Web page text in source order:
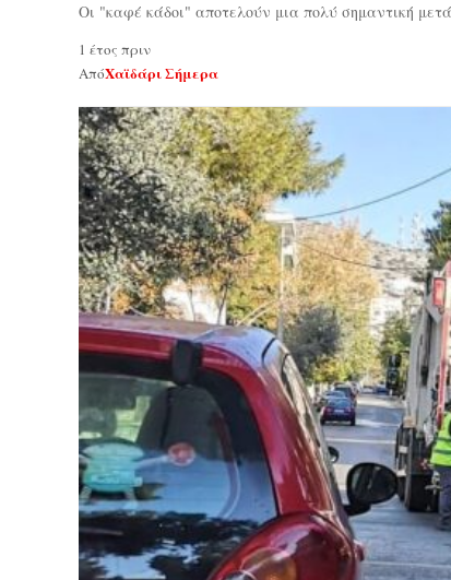
Οι "καφέ κάδοι" αποτελούν μια πολύ σημαντική
1 έτος πριν
ΑπόΧαϊδάρι Σήμερα